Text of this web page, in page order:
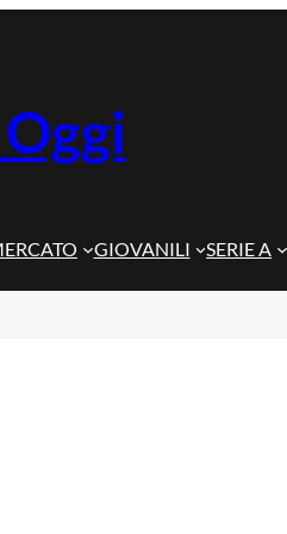
GIOVANILI SERIE A